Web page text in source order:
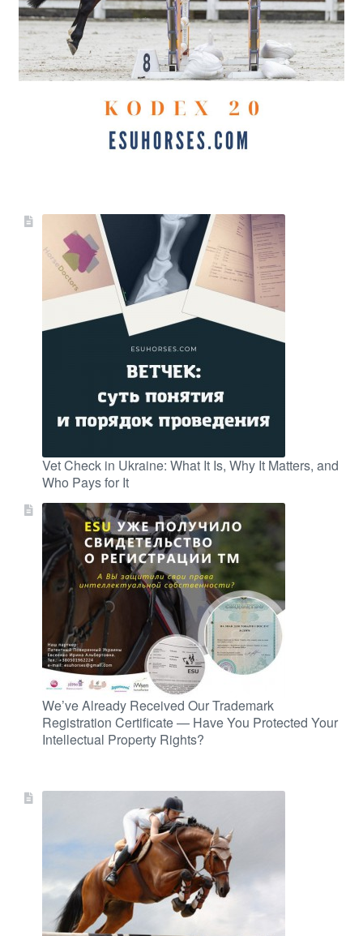
Vet Check in Ukraine: What It Is, Why It Matters, and
Who Pays for It
We’ve Already Received Our Trademark
Registration Certificate — Have You Protected Your
Intellectual Property Rights?